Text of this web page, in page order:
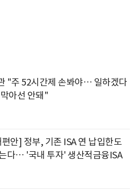
"주 52시간제 손봐야… 일하겠다
아선 안돼"
안] 정부, 기존 ISA 연 납입한도
다… '국내 투자' 생산적금융ISA